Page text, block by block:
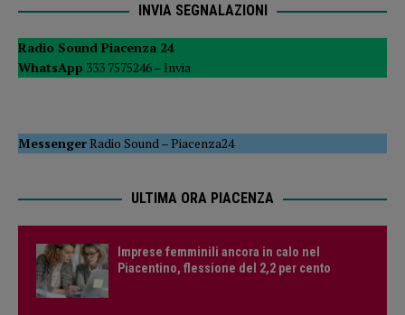
INVIA SEGNALAZIONI
Radio Sound Piacenza 24
WhatsApp 333 7575246 – Invia
MessengerRadio Sound–Piacenza24
ULTIMA ORA PIACENZA
Imprese femminili ancora in calo nel
Piacentino, flessione del 2,2 per cento